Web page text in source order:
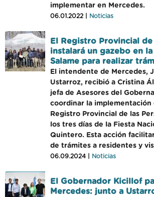
implementar en Mercedes.
06.01.2022 | Noticias
El Registro Provincial de
instalará un gazebo en la
Salame para realizar
El intendente de Mercedes,
Ustarroz, recibió a Cristina
jefa de Asesores del
coordinar la implementación
Registro Provincial de las
los tres días de la Fiesta
Quintero. Esta acción
de trámites a residentes y
06.09.2024 | Noticias
El Gobernador Kicillof
Mercedes: junto a